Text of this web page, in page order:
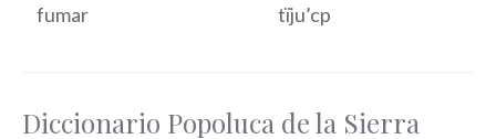
fumar tïju’cp
Diccionario Popoluca de la Sierra